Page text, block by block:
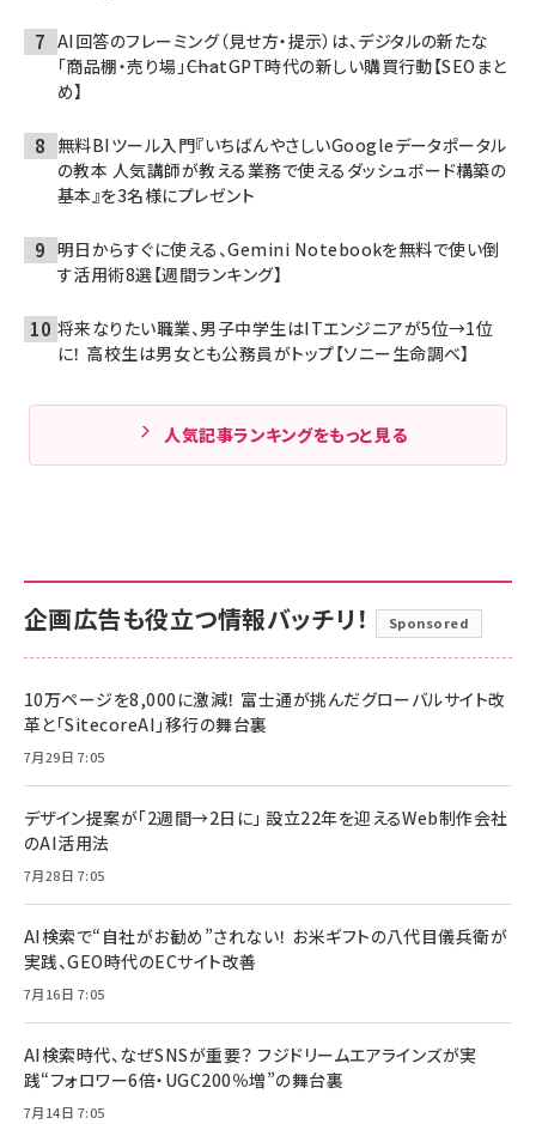
AI回答のフレーミング（見せ方・提示）は、デジタルの新たな
「商品棚・売り場」――ChatGPT時代の新しい購買行動【SEOまと
め】
無料BIツール入門『いちばんやさしいGoogleデータポータル
の教本 人気講師が教える業務で使えるダッシュボード構築の
基本』を3名様にプレゼント
明日からすぐに使える、Gemini Notebookを無料で使い倒
す活用術8選【週間ランキング】
将来なりたい職業、男子中学生はITエンジニアが5位→1位
に！ 高校生は男女とも公務員がトップ【ソニー生命調べ】
人気記事ランキングをもっと見る
企画広告も役立つ情報バッチリ！ Sponsored
10万ページを8,000に激減！ 富士通が挑んだグローバルサイト改
革と「SitecoreAI」移行の舞台裏
7月29日 7:05
デザイン提案が「2週間→2日に」 設立22年を迎えるWeb制作会社
のAI活用法
7月28日 7:05
AI検索で“自社がお勧め”されない！ お米ギフトの八代目儀兵衛が
実践、GEO時代のECサイト改善
7月16日 7:05
AI検索時代、なぜSNSが重要？ フジドリームエアラインズが実
践“フォロワー6倍・UGC200％増”の舞台裏
7月14日 7:05